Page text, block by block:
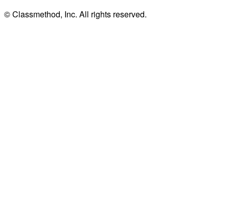
© Classmethod, Inc. All rights reserved.